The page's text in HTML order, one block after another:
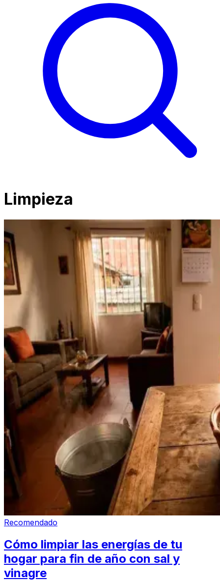
Limpieza
Recomendado
Cómo limpiar las energías de tu
hogar para fin de año con sal y
vinagre